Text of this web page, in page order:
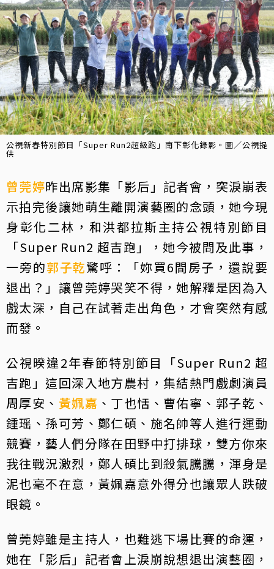
公視新春特別節目「Super Run2超級跑」南下彰化錄影。圖／公視提
供
曾莞婷昨出席影集「影后」記者會，突淚崩表
示拍完後讓她萌生離開演藝圈的念頭，她今現
身彰化二林，和洪都拉斯主持公視特別節目
「Super Run2 超吉跑」，她今被問及此事，
一旁的郭子乾驚呼：「妳買6間房子，還說要
退出？」讓曾莞婷哭笑不得，她解釋是因為入
戲太深，自己在試著走出角色，才會突然有感
而發。
公視暌違2年春節特別節目「Super Run2 超
吉跑」這回深入地方農村，集結熱門戲劇演員
周厚安、 黃姵嘉 、丁也恬、曹佑寧、郭子乾、
鍾瑶、孫可芳、鄭仁碩、施名帥等人進行運動
競賽，藝人們分隊在田野中打排球，雙方你來
我往戰況激烈，鄭人碩比到殺氣騰騰，渾身是
泥也毫不在意，黃姵嘉意外得分也讓眾人跌破
眼鏡。
曾莞婷雖是主持人，也難逃下場比賽的命運，
她在「影后」記者會上淚崩說想退出演藝圈，